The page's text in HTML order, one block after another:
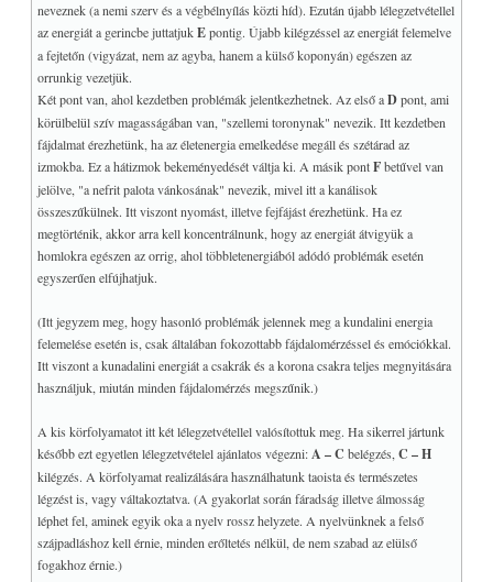
neveznek (a nemi szerv és a végbélnyílás közti híd). Ezután újabb lélegzetvétellel
az energiát a gerincbe juttatjukEpontig. Újabb kilégzéssel az energiát felemelve
a fejtetőn (vigyázat, nem az agyba, hanem a külső koponyán) egészen az
orrunkig vezetjük.
Két pont van, ahol kezdetben problémák jelentkezhetnek. Az első aDpont, ami
körülbelül szív magasságában van, "szellemi toronynak" nevezik. Itt kezdetben
fájdalmat érezhetünk, ha az életenergia emelkedése megáll és szétárad az
izmokba. Ez a hátizmok bekeményedését váltja ki. A másik pontFbetűvel van
jelölve, "a nefrit palota vánkosának" nevezik, mivel itt a kanálisok
összeszűkülnek. Itt viszont nyomást, illetve fejfájást érezhetünk. Ha ez
megtörténik, akkor arra kell koncentrálnunk, hogy az energiát átvigyük a
homlokra egészen az orrig, ahol többletenergiából adódó problémák esetén
egyszerűen elfújhatjuk.
(Itt jegyzem meg, hogy hasonló problémák jelennek meg a kundalini energia
felemelése esetén is, csak általában fokozottabb fájdalomérzéssel és emóciókkal.
Itt viszont a kunadalini energiát a csakrák és a korona csakra teljes megnyitására
használjuk, miután minden fájdalomérzés megszűnik.)
A kis körfolyamatot itt két lélegzetvétellel valósítottuk meg. Ha sikerrel jártunk
később ezt egyetlen lélegzetvételel ajánlatos végezni: A – C belégzés,C – H
kilégzés. A körfolyamat realizálására használhatunk taoista és természetes
légzést is, vagy váltakoztatva. (A gyakorlat során fáradság illetve álmosság
léphet fel, aminek egyik oka a nyelv rossz helyzete. A nyelvünknek a felső
szájpadláshoz kell érnie, minden erőltetés nélkül, de nem szabad az elülső
fogakhoz érnie.)